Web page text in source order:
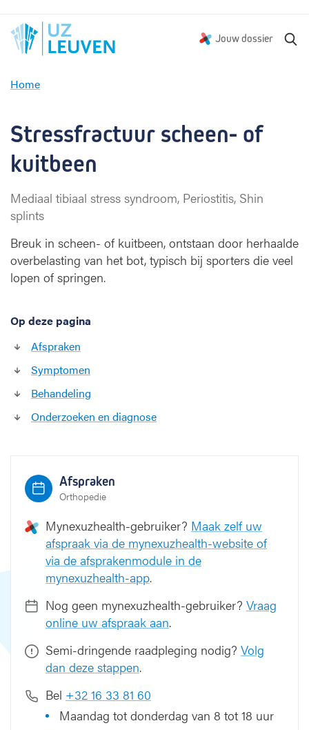
Jouw dossier
Home
e
s
s
r
a
t
u
u
c
e
e
-
o
i
t
b
e
e
n
Stressfractuur scheen- of
kuitbeen
Mediaal tibiaal stress syndroom, Periostitis, Shin
splints
Breuk in scheen- of kuitbeen, ontstaan door herhaalde
overbelasting van het bot, typisch bij sporters die veel
lopen of springen.
Op deze pagina
Afspraken
Symptomen
Behandeling
Onderzoeken en diagnose
Afspraken
Orthopedie
Mynexuzhealth-gebruiker? Maak zelf uw
afspraak via de mynexuzhealth-website of
via de afsprakenmodule in de
mynexuzhealth-app.
Nog geen mynexuzhealth-gebruiker? Vraag
online uw afspraak aan.
Semi-dringende raadpleging nodig? Volg
dan deze stappen.
Bel +32 16 33 81 60
Maandag tot donderdag van 8 tot 18 uur